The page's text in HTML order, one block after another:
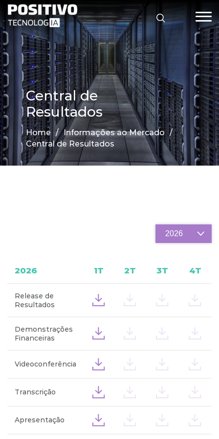
Central de
Resultados
Home / Informações ao Mercado /
Central de Resultados
2026 1T 2T 3T 4T
Release de
Resultados
Demonstrações
Financeiras
Videoconferência
Transcrição
Apresentação